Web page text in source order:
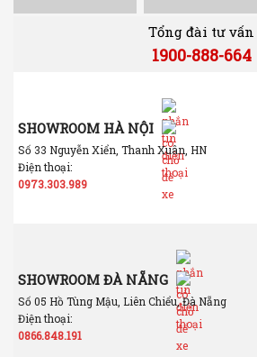
Tổng đài tư vấn
1900-888-664
SHOWROOM HÀ NỘI
Số 33 Nguyễn Xiển, Thanh Xuân, HN
Điện thoại:
0973.303.989
SHOWROOM ĐÀ NẴNG
Số 05 Hồ Tùng Mậu, Liên Chiểu, Đà Nẵng
Điện thoại:
0866.848.191